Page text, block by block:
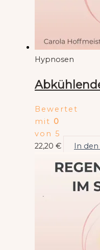
Hypnosen
Bewertet
mit 0
von 5
22,20 € In